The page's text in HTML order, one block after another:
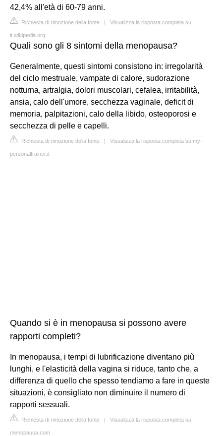
42,4% all'età di 60-79 anni.
Richiesta di rimozione della fonte | Visualizza la risposta completa su
it.wikipedia.org
Quali sono gli 8 sintomi della menopausa?
Generalmente, questi sintomi consistono in: irregolarità
del ciclo mestruale, vampate di calore, sudorazione
notturna, artralgia, dolori muscolari, cefalea, irritabilità,
ansia, calo dell'umore, secchezza vaginale, deficit di
memoria, palpitazioni, calo della libido, osteoporosi e
secchezza di pelle e capelli.
Richiesta di rimozione della fonte | Visualizza la risposta completa su my-
personaltrainer.it
Quando si è in menopausa si possono avere
rapporti completi?
In menopausa, i tempi di lubrificazione diventano più
lunghi, e l'elasticità della vagina si riduce, tanto che, a
differenza di quello che spesso tendiamo a fare in queste
situazioni, è consigliato non diminuire il numero di
rapporti sessuali.
Richiesta di rimozione della fonte | Visualizza la risposta completa su
menopausa.com